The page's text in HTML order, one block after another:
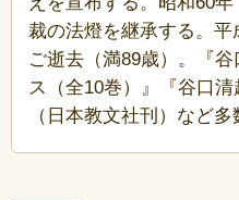
裁の法燈を継承する。平
ご逝去（満89歳）。『
ス（全10巻）』『谷口清
（日本教文社刊）など多